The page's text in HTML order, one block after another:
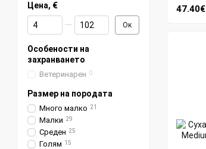
47.40€
Цена, €
От Цена, €
До Цена, € Ок
Особености на
захранването
Ветеринарен 0
Размер на породата
Много малко 21
Малки 29
Среден 25
Голям 15